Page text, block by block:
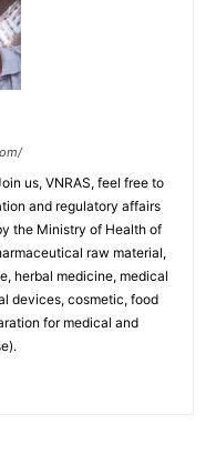
us, VNRAS, feel free to
and regulatory affairs
the Ministry of Health of
raw material,
herbal medicine, medical
devices, cosmetic, food
for medical and